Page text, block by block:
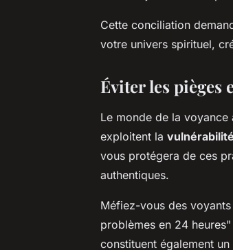
Cette conciliation
votre univers spirituel,
Éviter les pièges
Le monde de la voyance
exploitent la
vous protégera de ces
authentiques.
Méfiez-vous des
problèmes en 24
constituent également